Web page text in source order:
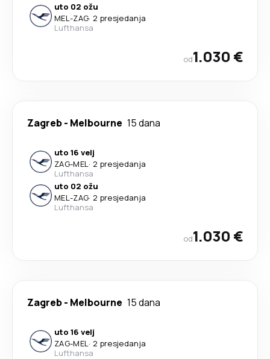
uto 02 ožu
MEL-ZAG· 2 presjedanja
Lufthansa
od1.030 €
Zagreb- Melbourne 15 dana
uto 16 velj
ZAG-MEL· 2 presjedanja
Lufthansa
uto 02 ožu
MEL-ZAG· 2 presjedanja
Lufthansa
od1.030 €
Zagreb- Melbourne 15 dana
uto 16 velj
ZAG-MEL· 2 presjedanja
Lufthansa